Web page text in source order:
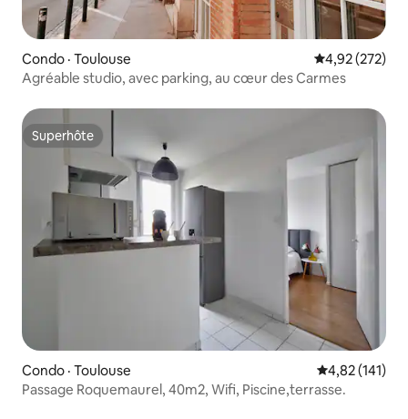
Condo · Toulouse Note
4,92 (272)
Agréable studio, avec parking, au cœur des Carmes
Superhôte
Superhôte
Condo · Toulouse Note
4,82 (141)
Passage Roquemaurel, 40m2, Wifi, Piscine,terrasse.